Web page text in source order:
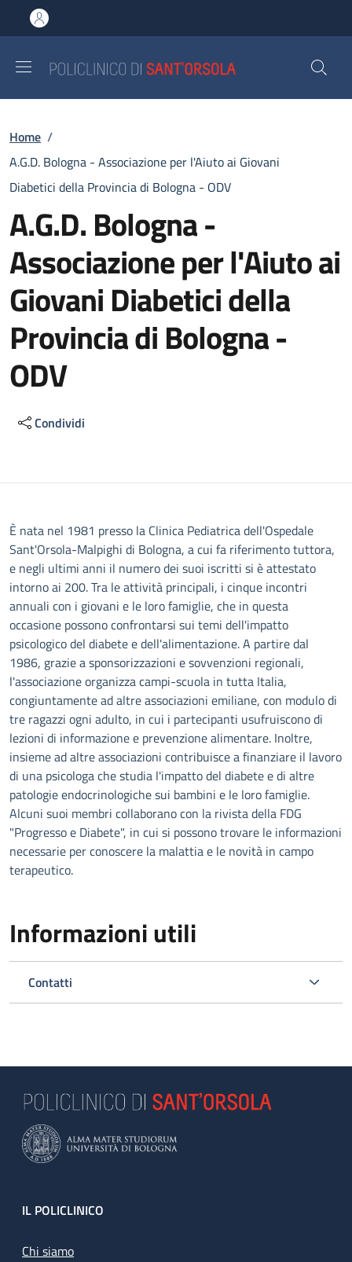
al contenuto principale
to footer content
Briciole di pane
Home /
A.G.D. Bologna - Associazione per l'Aiuto ai Giovani
Diabetici della Provincia di Bologna - ODV
A.G.D. Bologna -
Associazione per l'Aiuto ai
Giovani Diabetici della
Provincia di Bologna -
ODV
Condividi
Descrizione
È nata nel 1981 presso la Clinica Pediatrica dell'Ospedale
Sant'Orsola-Malpighi di Bologna, a cui fa riferimento tuttora,
e negli ultimi anni il numero dei suoi iscritti si è attestato
intorno ai 200. Tra le attività principali, i cinque incontri
annuali con i giovani e le loro famiglie, che in questa
occasione possono confrontarsi sui temi dell'impatto
psicologico del diabete e dell'alimentazione. A partire dal
1986, grazie a sponsorizzazioni e sovvenzioni regionali,
l'associazione organizza campi-scuola in tutta Italia,
congiuntamente ad altre associazioni emiliane, con modulo di
tre ragazzi ogni adulto, in cui i partecipanti usufruiscono di
lezioni di informazione e prevenzione alimentare. Inoltre,
insieme ad altre associazioni contribuisce a finanziare il lavoro
di una psicologa che studia l'impatto del diabete e di altre
patologie endocrinologiche sui bambini e le loro famiglie.
Alcuni suoi membri collaborano con la rivista della FDG
"Progresso e Diabete", in cui si possono trovare le informazioni
necessarie per conoscere la malattia e le novità in campo
terapeutico.
Informazioni utili
Contatti
Footer
IL POLICLINICO
Chi siamo